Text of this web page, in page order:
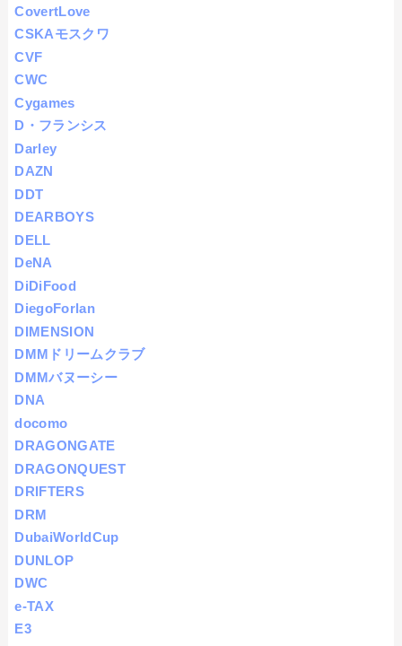
CovertLove
CSKAモスクワ
CVF
CWC
Cygames
D・フランシス
Darley
DAZN
DDT
DEARBOYS
DELL
DeNA
DiDiFood
DiegoForlan
DIMENSION
DMMドリームクラブ
DMMバヌーシー
DNA
docomo
DRAGONGATE
DRAGONQUEST
DRIFTERS
DRM
DubaiWorldCup
DUNLOP
DWC
e-TAX
E3